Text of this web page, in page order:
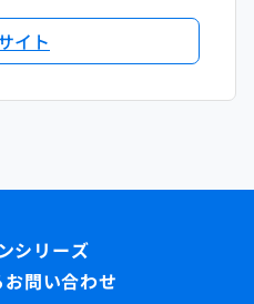
イト
問い合わせ